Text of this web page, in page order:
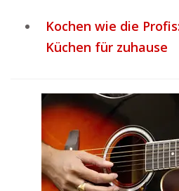
Kochen wie die
Küchen für zuhause